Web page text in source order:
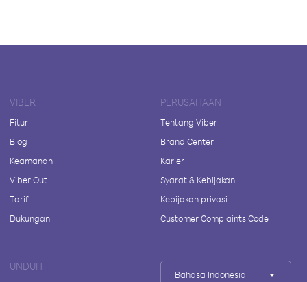
VIBER
Fitur
Blog
Keamanan
Viber Out
Tarif
Dukungan
PERUSAHAAN
Tentang Viber
Brand Center
Karier
Syarat & Kebijakan
Kebijakan privasi
Customer Complaints Code
UNDUH
Bahasa Indonesia